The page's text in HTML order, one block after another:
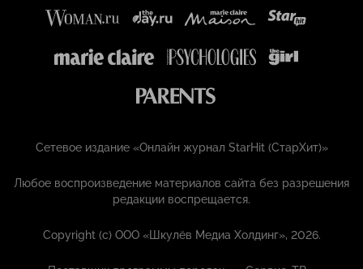
Сетевое издание «Онлайн журнал StarHit (СтарХит)»
Любое воспроизведение материалов сайта без разрешения
редакции воспрещается.
Copyright (с) ООО «Шкулёв Медиа Холдинг», 2026.